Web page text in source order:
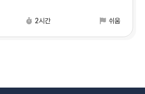
2시간 쉬움